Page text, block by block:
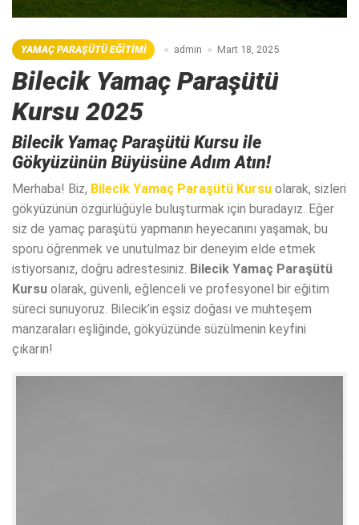
YAMAÇ PARAŞÜTÜ EĞITIMI admin Mart 18, 2025
Bilecik Yamaç Paraşütü
Kursu 2025
Bilecik Yamaç Paraşütü Kursu ile
Gökyüzünün Büyüsüne Adım Atın!
Merhaba! Biz, Bilecik Yamaç Paraşütü Kursu olarak, sizleri
gökyüzünün özgürlüğüyle buluşturmak için buradayız. Eğer
siz de yamaç paraşütü yapmanın heyecanını yaşamak, bu
sporu öğrenmek ve unutulmaz bir deneyim elde etmek
istiyorsanız, doğru adrestesiniz. Bilecik Yamaç Paraşütü
Kursu olarak, güvenli, eğlenceli ve profesyonel bir eğitim
süreci sunuyoruz. Bilecik’in eşsiz doğası ve muhteşem
manzaraları eşliğinde, gökyüzünde süzülmenin keyfini
çıkarın!